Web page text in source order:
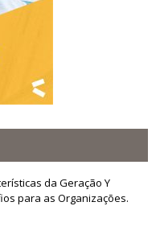
da Geração Y
para as Organizações.